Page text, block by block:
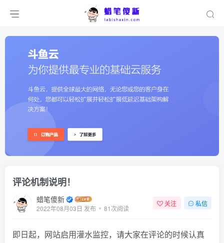
评论机制说明！
蜡笔傻新
2022年08月03日 发布 81次阅读
关注 私信
即日起，网站启用灌水监控，请大家在评论的时候认真